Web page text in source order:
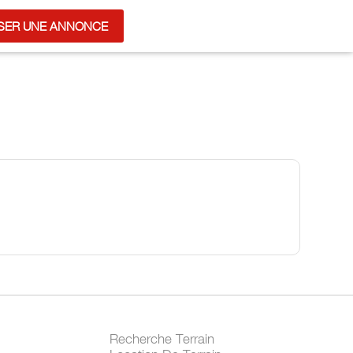
UNE ANNONCE
Recherche Terrain